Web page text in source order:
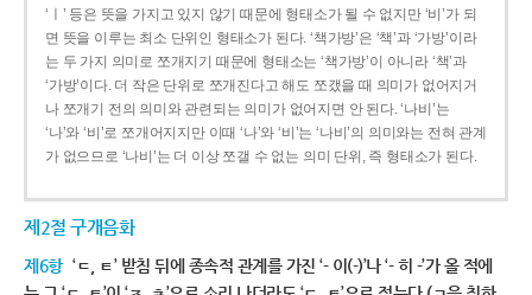
‘ㅣ’ 등은 뜻을 가지고 있지 않기 때문에 형태소가 될 수 없지만 ‘비’가 되
면 뜻을 이루는 최소 단위인 형태소가 된다. ‘책가방’은 ‘책’과 ‘가방’이라
는 두 가지 의미로 쪼개지기 때문에 형태소는 ‘책가방’이 아니라 ‘책’과
‘가방’이다. 더 작은 단위로 쪼개진다고 해도 쪼갰을 때 의미가 없어지거
나 쪼개기 전의 의미와 관련되는 의미가 없어지면 안 된다. ‘나비’는
‘나’와 ‘비’로 쪼개어지지만 이때 ‘나’와 ‘비’는 ‘나비’의 의미와는 전혀 관계
가 없으므로 ‘나비’는 더 이상 쪼갤 수 없는 의미 단위, 즉 형태소가 된다.
제2절 구개음화
제6항 ‘ㄷ, ㅌ’ 받침 뒤에 종속적 관계를 가진 ‘- 이(-)’나 ‘- 히 -’가 올 적에